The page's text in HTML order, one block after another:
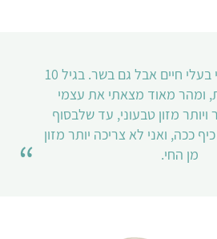
במשך שנים אהבתי בעלי חיים אבל גם בשר. בגיל 10
ומהר מאוד מצאתי את עצמי
מזון טבעוני, עד שלבסוף
ככה, ואני לא צריכה יותר מזון
מן החי.